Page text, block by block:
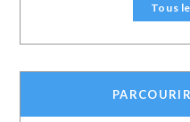
Tous